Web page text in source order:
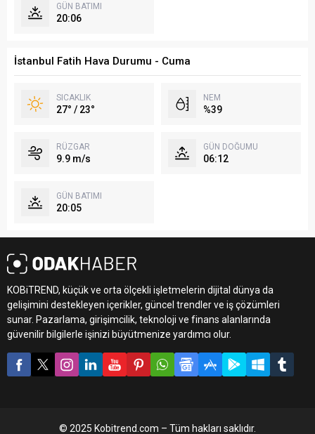
GÜN BATIMI
20:06
İstanbul Fatih Hava Durumu - Cuma
SICAKLIK
27° / 23°
NEM
%39
RÜZGAR
9.9 m/s
GÜN DOĞUMU
06:12
GÜN BATIMI
20:05
KOBiTREND, küçük ve orta ölçekli işletmelerin dijital dünya da
gelişimini destekleyen içerikler, güncel trendler ve iş çözümleri
sunar. Pazarlama, girişimcilik, teknoloji ve finans alanlarında
güvenilir bilgilerle işinizi büyütmenize yardımcı olur.
© 2025 Kobitrend.com – Tüm hakları saklıdır.